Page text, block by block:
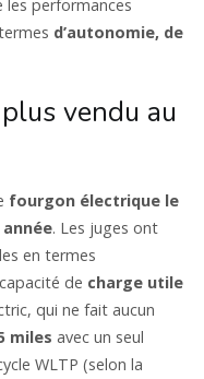
les performances
d’autonomie, de
vendu au
fourgon électrique le
. Les juges ont
en termes
de charge utile
qui ne fait aucun
miles avec un seul
WLTP (selon la